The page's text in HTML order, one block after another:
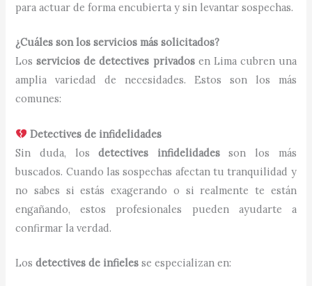
para actuar de forma encubierta y sin levantar sospechas.
¿Cuáles son los servicios más solicitados?
Losservicios de detectives privadosen Lima cubren una
amplia variedad de necesidades. Estos son los más
comunes:
Detectives de infidelidades
Sin duda, losdetectives infidelidadesson los más
buscados. Cuando las sospechas afectan tu tranquilidad y
no sabes si estás exagerando o si realmente te están
engañando, estos profesionales pueden ayudarte a
confirmar la verdad.
Losdetectives de infieles se especializan en: